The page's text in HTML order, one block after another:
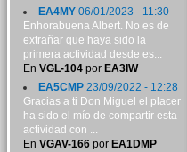
EA4MY06/01/2023 - 11:30
Enhorabuena Albert. No es de
extrañar que haya sido la
primera actividad desde es...
En VGL-104por EA3IW
EA5CMP23/09/2022 - 12:28
Gracias a ti Don Miguel el placer
ha sido el mío de compartir esta
actividad con ...
En VGAV-166por EA1DMP